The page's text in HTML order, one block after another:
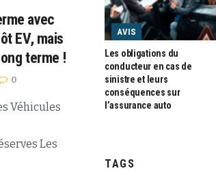
avec
EV, mais
terme !
0
Véhicules
Les
AVIS
Les obligations du
conducteur en cas de
sinistre et leurs
conséquences sur
l’assurance auto
TAGS